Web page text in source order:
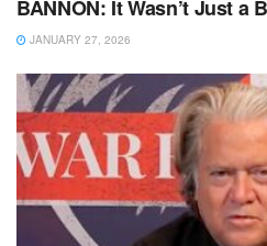
BANNON: It Wasn’t Just a
JANUARY 27, 2026